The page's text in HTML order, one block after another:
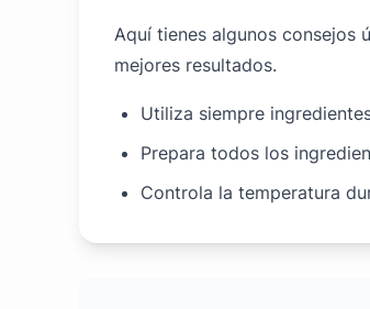
Aquí tienes algunos consejos
mejores resultados.
Utiliza siempre
Prepara todos los
Controla la temperatura